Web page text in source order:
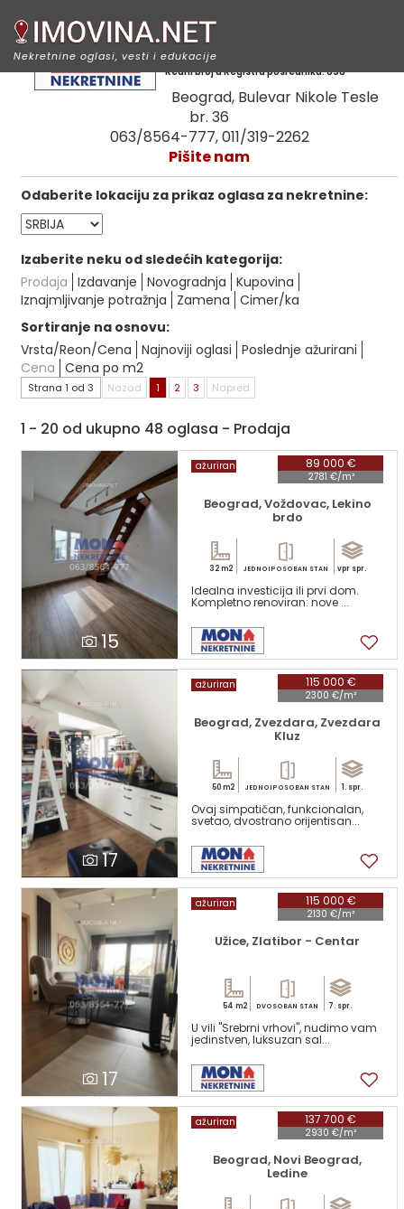
Mona nekretnine
Redni broj u Registru posrednika: 898
Beograd, Bulevar Nikole Tesle
br. 36
063/8564-777, 011/319-2262
Pišite nam
Odaberite lokaciju za prikaz oglasa za nekretnine:
Izaberite neku od sledećih kategorija:
Prodaja Izdavanje Novogradnja Kupovina
Iznajmljivanje potražnja
Zamena Cimer/ka
Sortiranje na osnovu:
Vrsta/Reon/Cena Najnoviji oglasi Poslednje ažurirani
Cena Cena po m2
Strana 1 od 3 Nazad 1 2 3 Napred
1 - 20 od ukupno 48 oglasa - Prodaja
15
89 000 €
2781 €/m²
ažuriran
Beograd, Voždovac, Lekino
brdo
32 m2 JEDNOIPOSOBAN STAN vpr spr.
Idealna investicija ili prvi dom.
Kompletno renoviran: nove ...
17
115 000 €
2300 €/m²
ažuriran
Beograd, Zvezdara, Zvezdara
Kluz
50 m2 JEDNOIPOSOBAN STAN 1. spr.
Ovaj simpatičan, funkcionalan,
svetao, dvostrano orijentisan...
17
115 000 €
2130 €/m²
ažuriran
Užice, Zlatibor - Centar
54 m2 DVOSOBAN STAN 7. spr.
U vili "Srebrni vrhovi", nudimo vam
jedinstven, luksuzan sal...
137 700 €
2930 €/m²
ažuriran
Beograd, Novi Beograd,
Ledine
Nekretnine oglasi, vesti i edukacije